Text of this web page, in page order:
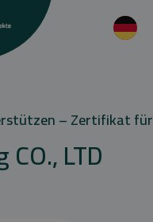
– Zertifikat für
LTD